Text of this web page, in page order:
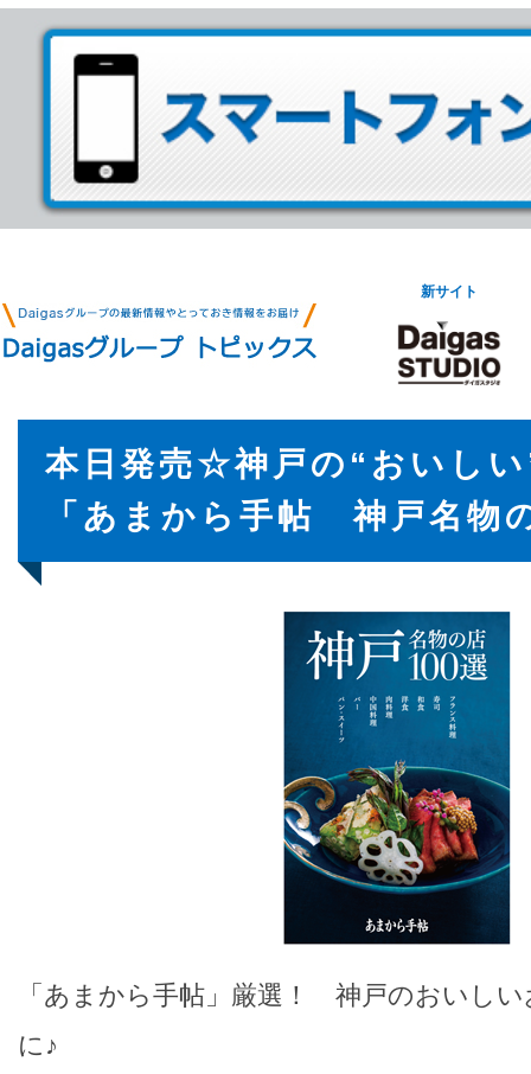
新サイト
本日発売☆神戸の“おいし
「あまから手帖 神戸名物
「あまから手帖」厳選！ 神戸のおいし
に♪